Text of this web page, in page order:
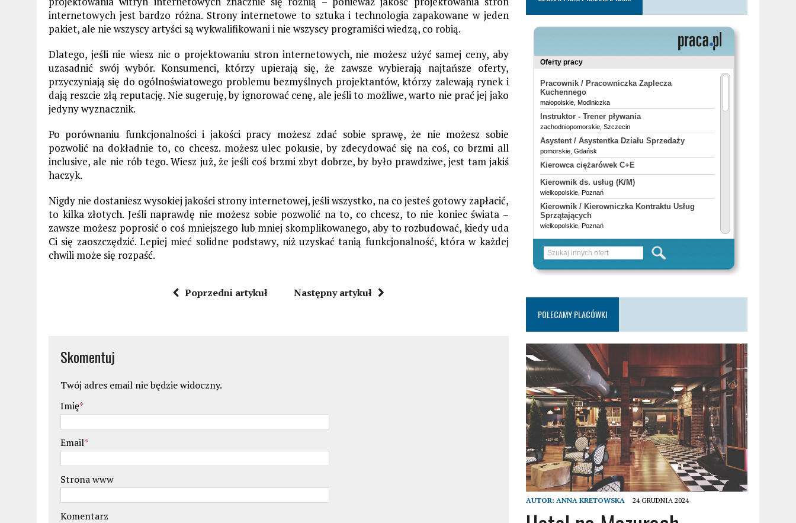
internetowych jest bardzo różna. Strony internetowe to sztuka i technologia zapakowane w jeden
pakiet, ale nie wszyscy artyści są wykwalifikowani i nie wszyscy programiści wiedzą, co robią.
Dlatego, jeśli nie wiesz nic o projektowaniu stron internetowych, nie możesz użyć samej ceny, aby
uzasadnić swój wybór. Konsumenci, którzy upierają się, że zawsze wybierają najtańsze oferty,
przyczyniają się do ogólnoświatowego problemu bezmyślnych projektantów, którzy zalewają rynek i
dają reszcie złą reputację. Nie sugeruję, by ignorować cenę, ale jeśli to możliwe, warto nie prać jej jako
jedyny wyznacznik.
Po porównaniu funkcjonalności i jakości pracy możesz zdać sobie sprawę, że nie możesz sobie
pozwolić na dokładnie to, co chcesz. możesz ulec pokusie, by zdecydować się na coś, co brzmi all
inclusive, ale nie rób tego. Wiesz już, że jeśli coś brzmi zbyt dobrze, by było prawdziwe, jest tam jakiś
haczyk.
Nigdy nie dostaniesz wysokiej jakości strony internetowej, jeśli wszystko, na co jesteś gotowy zapłacić,
to kilka złotych. Jeśli naprawdę nie możesz sobie pozwolić na to, co chcesz, to nie koniec świata –
zawsze możesz poprosić o coś mniejszego lub mniej skomplikowanego, aby to rozbudować, kiedy uda
Ci się zaoszczędzić. Lepiej mieć solidne podstawy, niż uzyskać tanią funkcjonalność, która w każdej
chwili może się rozpaść.
Poprzedni artykuł Następny artykuł
Skomentuj
Twój adres email nie będzie widoczny.
Imię*
Email*
Strona www
Komentarz
POLECAMY PLACÓWKI
AUTOR: ANNA KRETOWSKA 24 GRUDNIA 2024